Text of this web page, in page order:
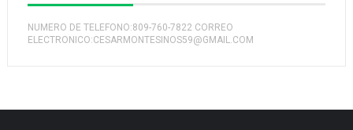
NUMERO DE TELEFONO:809-760-7822 CORREO
ELECTRONICO:CESARMONTESINOS59@GMAIL.COM